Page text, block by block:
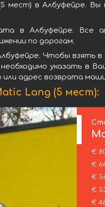
мест) в Албуфейре.
в Албуфейре. Все
по дорогам.
Чтобы взять
указать в
адрес возврата
Lang (5 мест):
€
€
€
€
€